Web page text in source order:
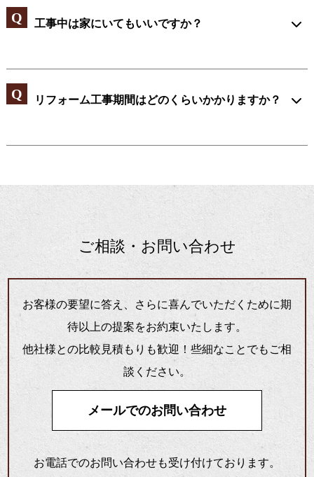
工事中は家にいてもいいですか？
リフォーム工事期間はどのくらいかかりますか？
ご相談・お問い合わせ
お客様の要望に答え、さらに喜んでいただくために期
待以上の提案をお約束いたします。
他社様との比較見積もりも歓迎！些細なことでもご相
談ください。
メールでのお問い合わせ
お電話でのお問い合わせも受け付けております。